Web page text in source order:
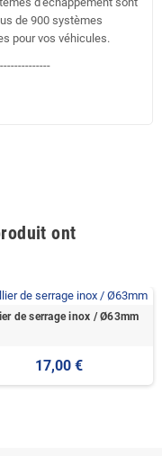
de 900 systèmes
pour vos véhicules.
ont
de serrage inox / Ø63mm
17,00 €